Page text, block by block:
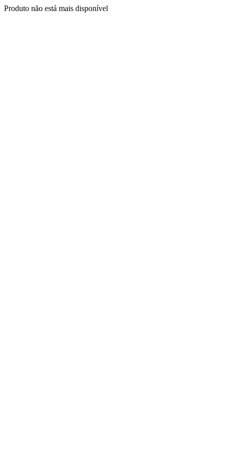
Produto não está mais disponível